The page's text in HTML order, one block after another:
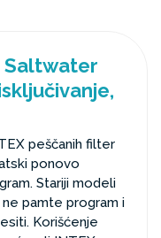
Saltwater
peščanih filter
ponovo
Stariji modeli
pamte program i
Korišćenje